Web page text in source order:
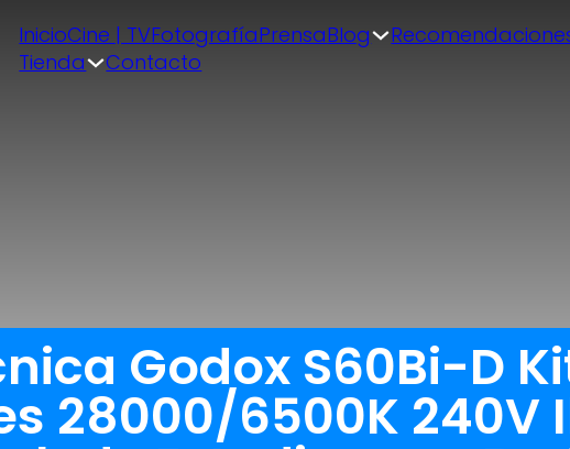
InicioCine | TVFotografíaPrensaBlog
Tienda
Contacto
Godox S60Bi-D
28000/6500K 240V